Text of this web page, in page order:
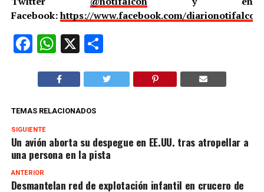
Facebook:https://www.facebook.com/
Facebook
WhatsApp
X Compartir
TEMAS RELACIONADOS
SIGUIENTE
Un avión aborta su despegue en EE.UU. tras atropellar a
una persona en la pista
ANTERIOR
Desmantelan red de explotación infantil en crucero de